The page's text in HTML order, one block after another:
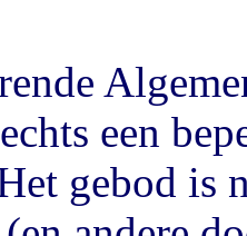
een
gebod is